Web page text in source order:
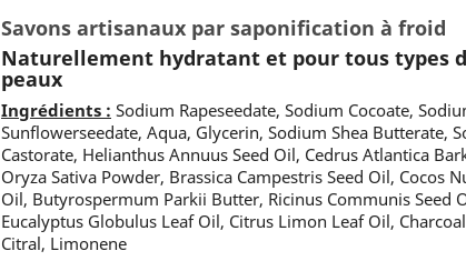
Savons artisanaux par saponification à froid
Naturellement hydratant et pour tous types
peaux
Ingrédients : Sodium Rapeseedate, Sodium Cocoate,
Sunflowerseedate, Aqua, Glycerin, Sodium Shea Butterate,
Castorate, Helianthus Annuus Seed Oil, Cedrus Atlantica
Oryza Sativa Powder, Brassica Campestris Seed Oil, Cocos
Oil, Butyrospermum Parkii Butter, Ricinus Communis Seed
Eucalyptus Globulus Leaf Oil, Citrus Limon Leaf Oil,
Citral, Limonene